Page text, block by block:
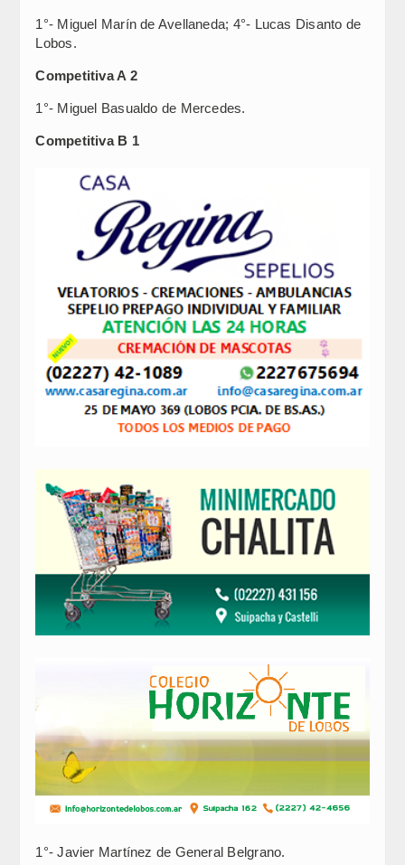
1°- Miguel Marín de Avellaneda; 4°- Lucas Disanto de
Lobos.
Competitiva A 2
1°- Miguel Basualdo de Mercedes.
Competitiva B 1
1°- Javier Martínez de General Belgrano.